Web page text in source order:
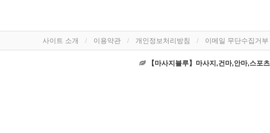
사이트 소개 이용약관 개인정보처리방침 이메일 무단수집거부
【마사지블루】마사지,건마,안마,스